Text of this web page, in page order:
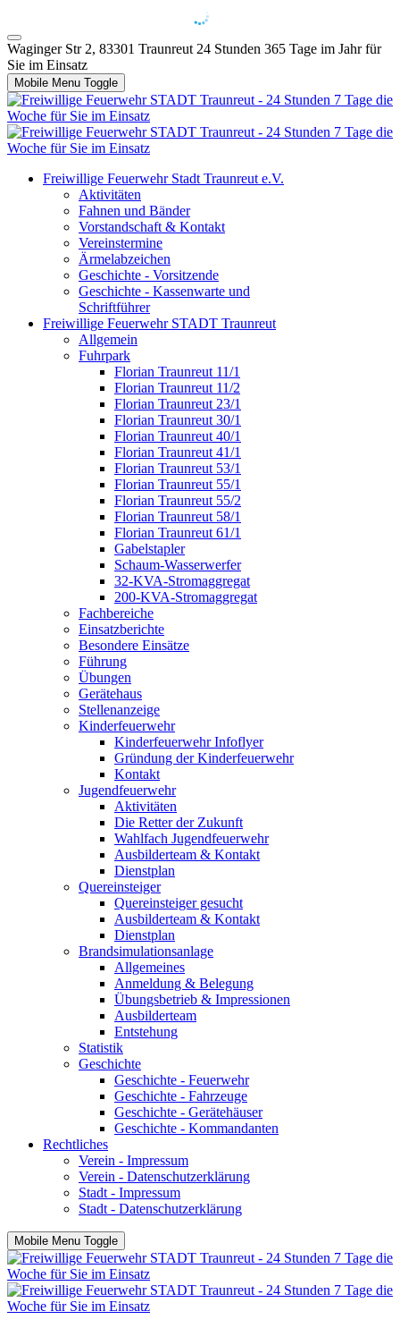
Waginger Str 2, 83301 Traunreut 24 Stunden 365 Tage im Jahr für
Sie im Einsatz
Mobile Menu Toggle
Freiwillige Feuerwehr Stadt Traunreut e.V.
Aktivitäten
Fahnen und Bänder
Vorstandschaft & Kontakt
Vereinstermine
Ärmelabzeichen
Geschichte - Vorsitzende
Geschichte - Kassenwarte und
Schriftführer
Freiwillige Feuerwehr STADT Traunreut
Allgemein
Fuhrpark
Florian Traunreut 11/1
Florian Traunreut 11/2
Florian Traunreut 23/1
Florian Traunreut 30/1
Florian Traunreut 40/1
Florian Traunreut 41/1
Florian Traunreut 53/1
Florian Traunreut 55/1
Florian Traunreut 55/2
Florian Traunreut 58/1
Florian Traunreut 61/1
Gabelstapler
Schaum-Wasserwerfer
32-KVA-Stromaggregat
200-KVA-Stromaggregat
Fachbereiche
Einsatzberichte
Besondere Einsätze
Führung
Übungen
Gerätehaus
Stellenanzeige
Kinderfeuerwehr
Kinderfeuerwehr Infoflyer
Gründung der Kinderfeuerwehr
Kontakt
Jugendfeuerwehr
Aktivitäten
Die Retter der Zukunft
Wahlfach Jugendfeuerwehr
Ausbilderteam & Kontakt
Dienstplan
Quereinsteiger
Quereinsteiger gesucht
Ausbilderteam & Kontakt
Dienstplan
Brandsimulationsanlage
Allgemeines
Anmeldung & Belegung
Übungsbetrieb & Impressionen
Ausbilderteam
Entstehung
Statistik
Geschichte
Geschichte - Feuerwehr
Geschichte - Fahrzeuge
Geschichte - Gerätehäuser
Geschichte - Kommandanten
Rechtliches
Verein - Impressum
Verein - Datenschutzerklärung
Stadt - Impressum
Stadt - Datenschutzerklärung
Mobile Menu Toggle